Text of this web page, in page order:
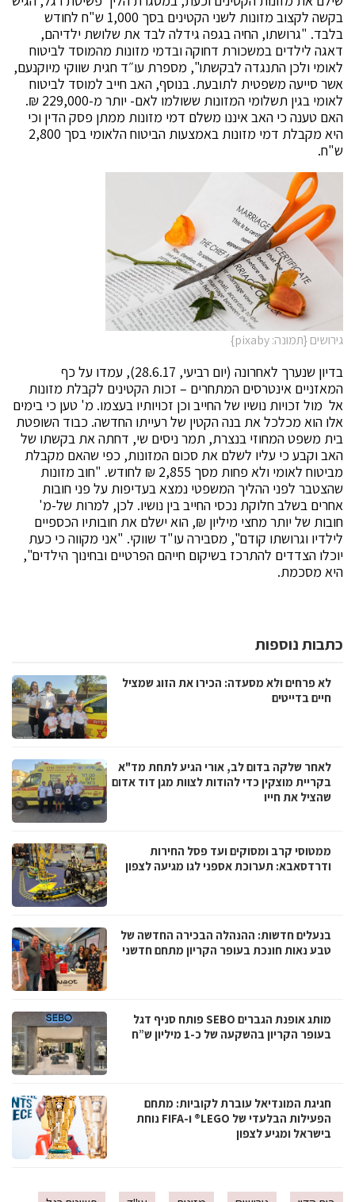
בקשה לקצוב מזונות לשני הקטינים בסך 1,000 ש"ח לחודש
בלבד. "גרושתו, החיה בגפה גידלה לבד את שלושת ילדיהם,
דאגה לילדים במשכורת דחוקה ובדמי מזונות מהמוסד לביטוח
לאומי ולכן התנגדה לבקשתו", מספרת עו״ד חגית שווקי מיוקנעם,
אשר סייעה משפטית לתובעת. בנוסף, האב חייב למוסד לביטוח
לאומי בגין תשלומי המזונות ששולמו לאם- יותר מ-229,000 ₪.
האם טענה כי האב איננו משלם דמי מזונות ממתן פסק הדין וכי
היא מקבלת דמי מזונות באמצעות הביטוח הלאומי בסך 2,800
ש"ח.
גירושים {תמונה: pixaby}
בדיון שנערך לאחרונה (יום רביעי, 28.6.17), עמדו על כף
המאזניים אינטרסים המתחרים – זכות הקטינים לקבלת מזונות
אל מול זכויות נושיו של החייב וכן זכויותיו בעצמו. מ' טען כי בימים
אלו הוא מכלכל את בנה הקטין של רעייתו החדשה. כבוד השופטת
בית משפט המחוזי בנצרת, תמר ניסים שי, דחתה את בקשתו של
האב וקבע כי עליו לשלם את סכום המזונות, כפי שהאם מקבלת
מביטוח לאומי ולא פחות מסך 2,855 ₪ לחודש. "חוב מזונות
שהצטבר לפני ההליך המשפטי נמצא בעדיפות על פני חובות
אחרים בשלב חלוקת נכסי החייב בין נושיו. לכן, למרות של-מ'
חובות של יותר מחצי מיליון ₪, הוא ישלם את חובותיו הכספיים
לילדיו וגרושתו קודם", מסבירה עו"ד שווקי. "אני מקווה כי כעת
יוכלו הצדדים להתרכז בשיקום חייהם הפרטיים ובחינוך הילדים",
היא מסכמת.
כתבות נוספות
לא פרחים ולא מסעדה: הכירו את הזוג שמציל
חיים בדייטים
לאחר שלקה בדום לב, אורי הגיע לתחת מד"א
בקריית מוצקין כדי להודות לצוות מגן דוד אדום
שהציל את חייו
ממטוסי קרב ומסוקים ועד פסל החירות
ודרדסאבא: תערוכת אספני לגו מגיעה לצפון
בנעלים חדשות: ההנהלה הבכירה החדשה של
טבע נאות חונכת בעופר הקריון מתחם חדשני
מותג אופנת הגברים SEBO פותח סניף דגל
בעופר הקריון בהשקעה של כ-1 מיליון ש”ח
חגיגת המונדיאל עוברת לקוביות: מתחם
הפעילות הבלעדי של LEGO® ו-FIFA נוחת
בישראל ומגיע לצפון